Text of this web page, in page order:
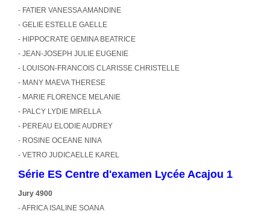
- FATIER VANESSA AMANDINE
- GELIE ESTELLE GAELLE
- HIPPOCRATE GEMINA BEATRICE
- JEAN-JOSEPH JULIE EUGENIE
- LOUISON-FRANCOIS CLARISSE CHRISTELLE
- MANY MAEVA THERESE
- MARIE FLORENCE MELANIE
- PALCY LYDIE MIRELLA
- PEREAU ELODIE AUDREY
- ROSINE OCEANE NINA
- VETRO JUDICAELLE KAREL
Série ES Centre d'examen Lycée Acajou 1
Jury 4900
- AFRICA ISALINE SOANA